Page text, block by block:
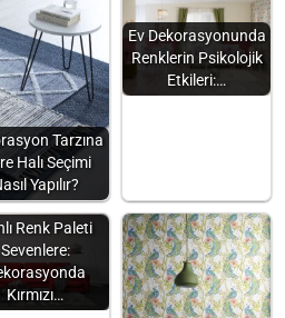
Tarzına
Halı Seçimi
Yapılır?
Ev Dekorasyonunda
Renklerin Psikolojik
Etkileri:…
Renk Paleti
Sevenlere:
Kırmızı…